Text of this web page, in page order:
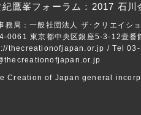
鷹峯フォーラム： 2017 石川
務局：一般社団法人 ザ･クリエイシ
0061 東京都中央区銀座5-3-12壹番
thecreationofjapan.or.jp / Tel
Creation of Japan general